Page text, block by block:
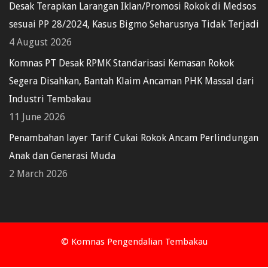
Desak Terapkan Larangan Iklan/Promosi Rokok di Medsos
sesuai PP 28/2024, Kasus Bigmo Seharusnya Tidak Terjadi
4 August 2026
Komnas PT Desak RPMK Standarisasi Kemasan Rokok
Segera Disahkan, Bantah Klaim Ancaman PHK Massal dari
Industri Tembakau
11 June 2026
Penambahan layer Tarif Cukai Rokok Ancam Perlindungan
Anak dan Generasi Muda
2 March 2026
© Komnas Pengendalian Tembakau